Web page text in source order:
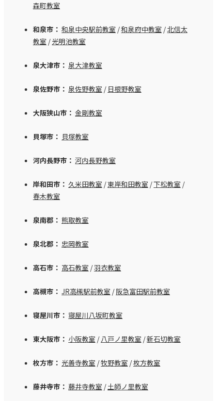
森町教室
和泉市： 和泉中央駅前教室 /和泉府中教室 /北信太
教室 /光明池教室
泉大津市： 泉大津教室
泉佐野市： 泉佐野教室 / 日根野教室
大阪狭山市： 金剛教室
貝塚市： 貝塚教室
河内長野市： 河内長野教室
岸和田市： 久米田教室 /東岸和田教室 /下松教室 /
春木教室
泉南郡： 熊取教室
泉北郡： 忠岡教室
高石市： 高石教室 /羽衣教室
高槻市： JR高槻駅前教室 /阪急富田駅前教室
寝屋川市： 寝屋川八坂町教室
東大阪市： 小阪教室 /八戸ノ里教室 /新石切教室
枚方市： 光善寺教室 /牧野教室 /枚方教室
藤井寺市： 藤井寺教室 /土師ノ里教室